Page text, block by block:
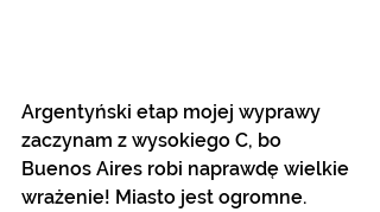
Argentyński etap mojej wyprawy
zaczynam z wysokiego C, bo
Buenos Aires robi naprawdę wielkie
wrażenie! Miasto jest ogromne.